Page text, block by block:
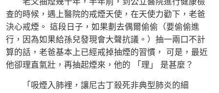
查的時候，遇上醫院的戒煙天使，在天使力勸下，老爸
決心戒煙。 這段日子，如果劃去偶爾偷偷（要偷偷進
行，因為如果給孫兒發現會大聲抗議。）抽一兩口不計
算的話，老爸基本上已經戒掉抽煙的習慣， 可是，最近
他卻理直氣壯，再抽起煙來，他的 「理」 是甚麼？
「吸煙入肺裡，讓尼古丁殺死非典型肺炎的細